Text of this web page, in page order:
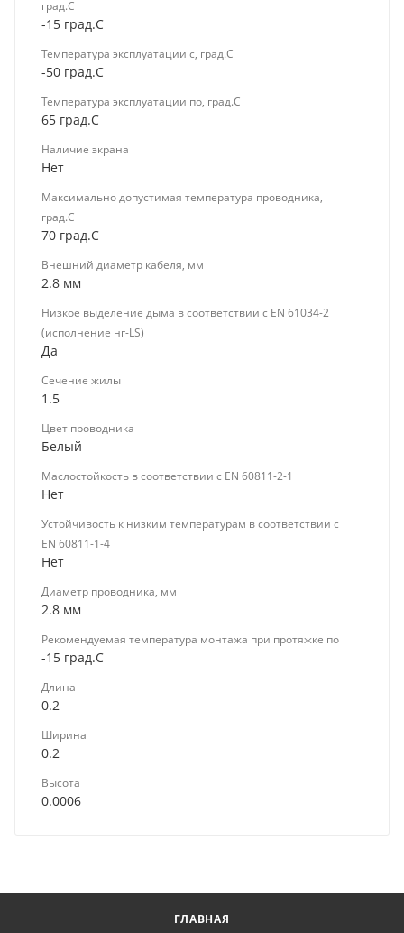
град.C
-15 град.C
Температура эксплуатации с, град.C
-50 град.C
Температура эксплуатации по, град.C
65 град.C
Наличие экрана
Нет
Максимально допустимая температура проводника,
град.C
70 град.C
Внешний диаметр кабеля, мм
2.8 мм
Низкое выделение дыма в соответствии с EN 61034-2
(исполнение нг-LS)
Да
Сечение жилы
1.5
Цвет проводника
Белый
Маслостойкость в соответствии с EN 60811-2-1
Нет
Устойчивость к низким температурам в соответствии с
EN 60811-1-4
Нет
Диаметр проводника, мм
2.8 мм
Рекомендуемая температура монтажа при протяжке по
-15 град.C
Длина
0.2
Ширина
0.2
Высота
0.0006
ГЛАВНАЯ